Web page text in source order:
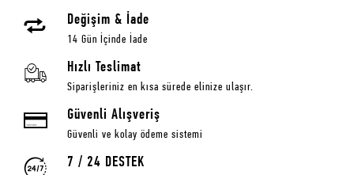
Değişim & İade
14 Gün İçinde İade
Hızlı Teslimat
Siparişleriniz en kısa sürede elinize ulaşır.
Güvenli Alışveriş
Güvenli ve kolay ödeme sistemi
7 / 24 DESTEK